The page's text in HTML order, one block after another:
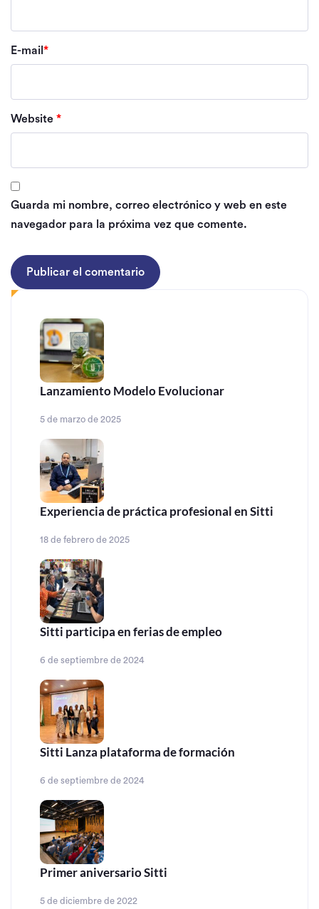
E-mail *
Website *
Guarda mi nombre, correo electrónico y web en este
navegador para la próxima vez que comente.
Lanzamiento Modelo Evolucionar
5 de marzo de 2025
Experiencia de práctica profesional en Sitti
18 de febrero de 2025
Sitti participa en ferias de empleo
6 de septiembre de 2024
Sitti Lanza plataforma de formación
6 de septiembre de 2024
Primer aniversario Sitti
5 de diciembre de 2022